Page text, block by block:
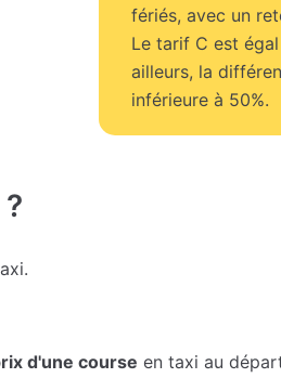
fériés, avec un
Le tarif C est
ailleurs, la
inférieure à 50%.
d'une course en taxi au